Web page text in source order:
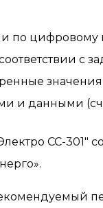
по цифровому
с
и данными
СС-301"